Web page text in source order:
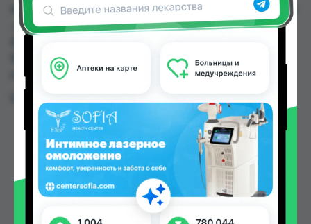
заказать в аптеках, Абубакри Карим, АЗИЗ ВАКО
, Алишер-К, Аптека + 24/7, Аптека Алфавит,
90.72 TJS до 108.68 TJS в Душанбе и других
городах Таджикистана